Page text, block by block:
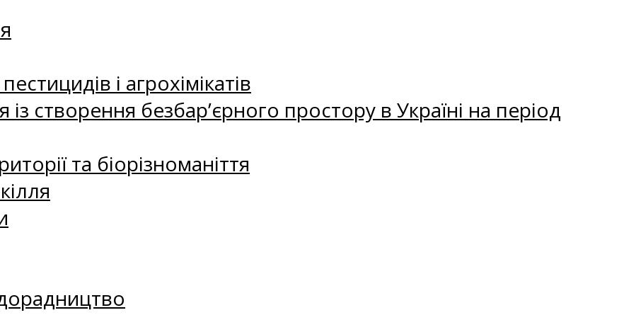
і агрохімікатів
із створення безбар’єрного простору в Україні на період
та біорізноманіття